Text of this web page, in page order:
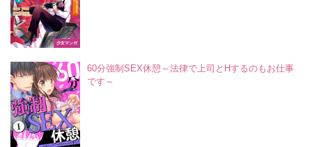
少女マンガ
60分強制SEX休憩～法律で上司とHするのもお仕事
です～